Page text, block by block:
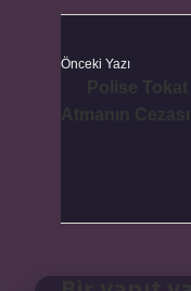
Önceki Yazı